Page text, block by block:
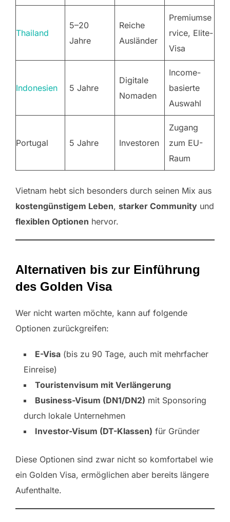
Thailand
5–20
Jahre
Reiche
Ausländer
Premiumse
rvice, Elite-
Visa
Indonesien 5 Jahre
Digitale
Nomaden
Income-
basierte
Auswahl
Portugal 5 Jahre Investoren
Zugang
zum EU-
Raum
Vietnam hebt sich besonders durch seinen Mix aus
kostengünstigem Leben, starker Community und
flexiblen Optionen hervor.
Alternativen bis zur Einführung
des Golden Visa
Wer nicht warten möchte, kann auf folgende
Optionen zurückgreifen:
E-Visa (bis zu 90 Tage, auch mit mehrfacher
Einreise)
Touristenvisum mit Verlängerung
Business-Visum (DN1/DN2) mit Sponsoring
durch lokale Unternehmen
Investor-Visum (DT-Klassen) für Gründer
Diese Optionen sind zwar nicht so komfortabel wie
ein Golden Visa, ermöglichen aber bereits längere
Aufenthalte.